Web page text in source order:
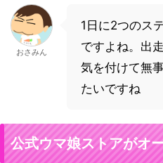
おさみん
1日に2つのス
ですよね。出
気を付けて無
たいですね
公式ウマ娘ストアがオ